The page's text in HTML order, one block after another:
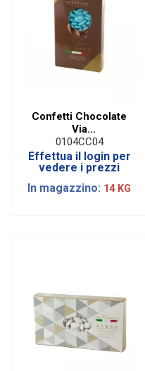
Confetti Chocolate
Via
Fiume51Cioccolato
Celeste |1 Kg
0104CC04
Effettua il login per
vedere i prezzi
In magazzino: 14 KG